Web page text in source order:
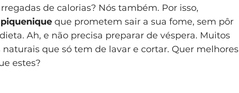
de calorias? Nós também. Por isso,
que prometem sair a sua fome, sem pôr
Ah, e não precisa preparar de véspera. Muitos
que só tem de lavar e cortar. Quer melhores
estes?